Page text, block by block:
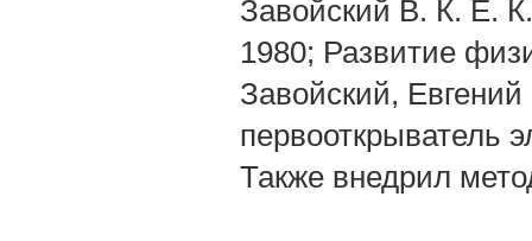
Завойский В. К. Е.
1980; Развитие
Завойский,
первооткрыватель
Также внедрил